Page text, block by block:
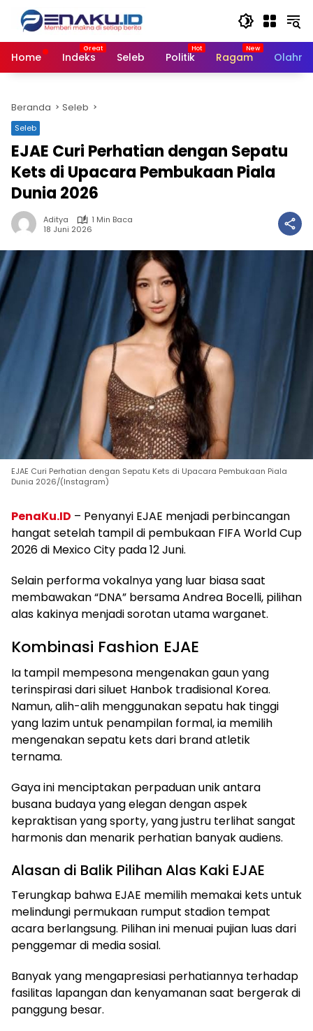
Langsung
konten
Home
Indeks Seleb Politik Ragam
Beranda Seleb
Seleb
EJAE Curi Perhatian dengan Sepatu
Kets di Upacara Pembukaan Piala
Dunia 2026
Aditya
1 Min Baca
18 Juni 2026
EJAE Curi Perhatian dengan Sepatu Kets di Upacara Pembukaan Piala
Dunia 2026/(Instagram)
PenaKu.ID – Penyanyi EJAE menjadi perbincangan
hangat setelah tampil di pembukaan FIFA World Cup
2026 di Mexico City pada 12 Juni.
Selain performa vokalnya yang luar biasa saat
membawakan “DNA” bersama Andrea Bocelli, pilihan
alas kakinya menjadi sorotan utama warganet.
Kombinasi Fashion EJAE
Ia tampil mempesona mengenakan gaun yang
terinspirasi dari siluet Hanbok tradisional Korea.
Namun, alih-alih menggunakan sepatu hak tinggi
yang lazim untuk penampilan formal, ia memilih
mengenakan sepatu kets dari brand atletik
ternama.
Gaya ini menciptakan perpaduan unik antara
busana budaya yang elegan dengan aspek
kepraktisan yang sporty, yang justru terlihat sangat
harmonis dan menarik perhatian banyak audiens.
Alasan di Balik Pilihan Alas Kaki EJAE
Terungkap bahwa EJAE memilih memakai kets untuk
melindungi permukaan rumput stadion tempat
acara berlangsung. Pilihan ini menuai pujian luas dari
penggemar di media sosial.
Banyak yang mengapresiasi perhatiannya terhadap
fasilitas lapangan dan kenyamanan saat bergerak di
panggung besar.